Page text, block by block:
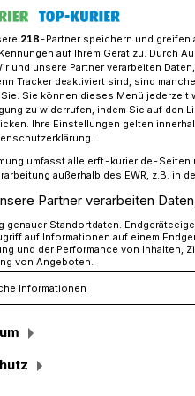
Tag: Kreis-Gesundheitsamt
über Tests und
Tag am 1.
Csilla Patocs vom
der Rhein-Kreis
anonyme HIV-
218-Partner speichern und
auf Ihrem Gerät zu. Durch
und unsere Partner verarbeiten
Tracker deaktiviert sind, sind
Sie können dieses Menü
zu widerrufen, indem Sie auf den
Ihre Einstellungen gelten
umfasst alle erft-kurier.de-Seiten
außerhalb des EWR, z.B. in
Partner verarbeiten
genauer Standortdaten.
auf Informationen auf einem
und der Performance von Inhalten,
von Angeboten.
Informationen